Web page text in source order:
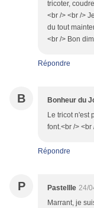
tricoter,
<br /> <br />
du tout
<br /> Bon
Répondre
B Bonheur du
Le tricot n'est
font.<br />
Répondre
P Pastellle 24/
Marrant, je